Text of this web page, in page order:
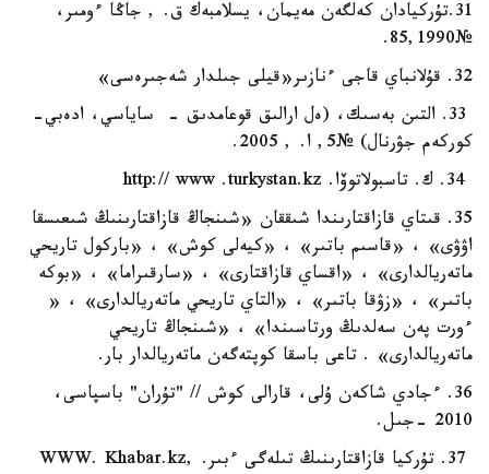
31.تۇركيادان كەلگەن مەيمان، يسلامبەك ق. , جاڭا ءومىر،
№85,1990.
32. قۇلانباي قاجى ءنازىر«قيلى جىلدار شەجىرەسى»
33. التىن بەسىك، (ەل ارالىق قوعامدىق - ساياسي، ادەبي-
كوركەم جۋرنال) №5, ا. , 2005.
35. قىتاي قازاقتارىندا شىققان «شىنجاڭ قازاقتارىنىڭ شىعىسقا
اۋۋى» ، «قاسىم باتىر» ، «كيەلى كوش» ، «باركول تاريحي
ماتەريالدارى» ، «اقساي قازاقتارى» ، «سارقىراما» ، «بوكە
باتىر» ، «زۋقا باتىر» ، «التاي تاريحي ماتەريالدارى» ، «
ءورت پەن سەلدىڭ ورتاسىندا» ، «شىنجاڭ تاريحي
ماتەريالدارى» . تاعى باسقا كوپتەگەن ماتەريالدار بار.
36. ءجادي شاكەن ۇلى، قارالى كوش // "تۇران" باسپاسى،
2010 -جىل.